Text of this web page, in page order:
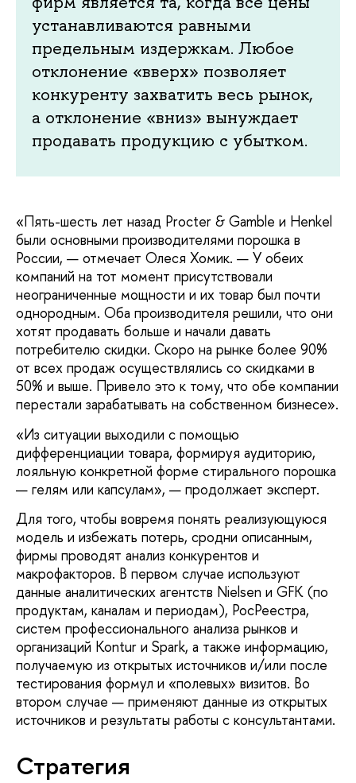
устанавливаются равными
предельным издержкам. Любое
отклонение «вверх» позволяет
конкуренту захватить весь рынок,
а отклонение «вниз» вынуждает
продавать продукцию с убытком.
«Пять-шесть лет назад Procter & Gamble и Henkel
были основными производителями порошка в
России, — отмечает Олеся Хомик. — У обеих
компаний на тот момент присутствовали
неограниченные мощности и их товар был почти
однородным. Оба производителя решили, что они
хотят продавать больше и начали давать
потребителю скидки. Скоро на рынке более 90%
от всех продаж осуществлялись со скидками в
50% и выше. Привело это к тому, что обе компании
перестали зарабатывать на собственном бизнесе».
«Из ситуации выходили с помощью
дифференциации товара, формируя аудиторию,
лояльную конкретной форме стирального порошка
— гелям или капсулам», — продолжает эксперт.
Для того, чтобы вовремя понять реализующуюся
модель и избежать потерь, сродни описанным,
фирмы проводят анализ конкурентов и
макрофакторов. В первом случае используют
данные аналитических агентств Nielsen и GFK (по
продуктам, каналам и периодам), РосРеестра,
систем профессионального анализа рынков и
организаций Kontur и Spark, а также информацию,
получаемую из открытых источников и/или после
тестирования формул и «полевых» визитов. Во
втором случае — применяют данные из открытых
источников и результаты работы с консультантами.
Стратегия